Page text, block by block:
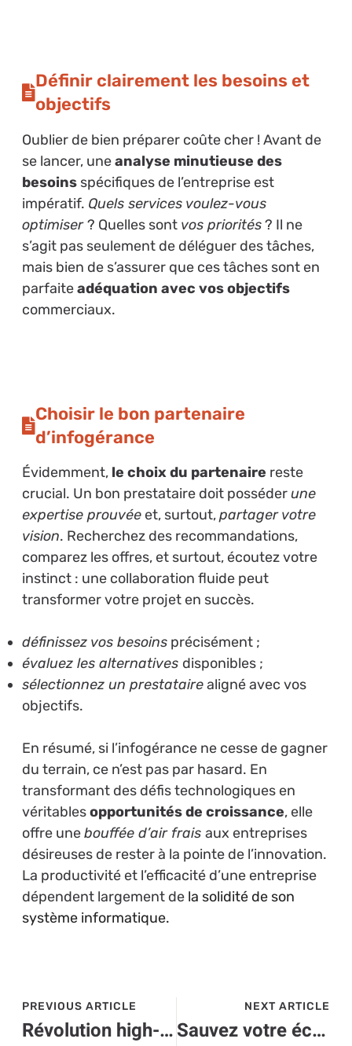
Définir clairement les besoins et
objectifs
Oublier de bien préparer coûte cher ! Avant de
se lancer, uneanalyse minutieuse des
besoinsspécifiques de l’entreprise est
impératif. Quels services voulez-vous
optimiser? Quelles sont vos priorités? Il ne
s’agit pas seulement de déléguer des tâches,
mais bien de s’assurer que ces tâches sont en
parfaiteadéquation avec vos objectifs
commerciaux.
Choisir le bon partenaire
d’infogérance
Évidemment,le choix du partenaire reste
crucial. Un bon prestataire doit posséderune
expertise prouvéeet, surtout,partager votre
vision. Recherchez des recommandations,
comparez les offres, et surtout, écoutez votre
instinct : une collaboration fluide peut
transformer votre projet en succès.
définissez vos besoinsprécisément ;
évaluez les alternatives disponibles ;
sélectionnez un prestatairealigné avec vos
objectifs.
En résumé, si l’infogérance ne cesse de gagner
du terrain, ce n’est pas par hasard. En
transformant des défis technologiques en
véritablesopportunités de croissance, elle
offre unebouffée d’air frais aux entreprises
désireuses de rester à la pointe de l’innovation.
La productivité et l’efficacité d’une entreprise
dépendent largement dela solidité de son
système informatique.
PREVIOUS ARTICLE
Révolution high-tech : quand les logiciels de caisse transforment le commerce
NEXT ARTICLE
Sauvez votre écran de pc : astuces improbables pour le réparer à moindre coût